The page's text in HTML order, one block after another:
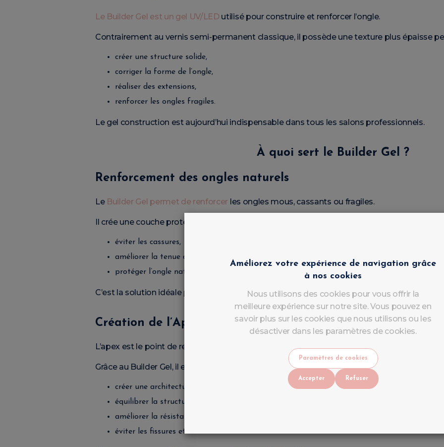
Le Builder Gel est un gel UV/LED utilisé pour construire et renforcer l’ongle.
Contrairement au vernis semi-permanent classique, il possède une texture plus épaisse
créer une structure solide,
corriger la forme de l’ongle,
réaliser des extensions,
renforcer les ongles fragiles.
Le gel construction est aujourd’hui indispensable dans tous les salons professionnels.
À quoi sert le Builder Gel ?
Renforcement des ongles naturels
Le Builder Gel permet de renforcer les ongles mous, cassants ou fragiles.
Il crée une couche protectrice résistante qui aide à :
éviter les cassures,
améliorer la tenue de la manucure,
protéger l’ongle naturel.
C’est la solution idéale pour les clientes souhaitant des ongles solides et élégants au
Création de l’Apex
L’apex est le point de renfort placé au centre de l’ongle.
Grâce au Builder Gel, il est possible de :
créer une architecture parfaite,
équilibrer la structure,
améliorer la résistance de l’ongle,
éviter les fissures et décollements.
Améliorez votre expérience de navigation grâce
à nos cookies
Nous utilisons des cookies pour vous offrir la
meilleure expérience sur notre site. Vous pouvez en
savoir plus sur les cookies que nous utilisons ou les
désactiver dans les paramètres de cookies.
Paramètres de cookies
Accepter Refuser